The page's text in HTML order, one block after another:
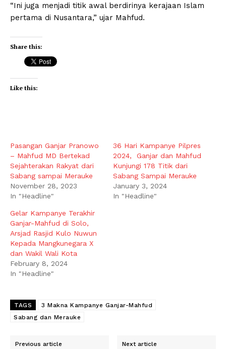
“Ini juga menjadi titik awal berdirinya kerajaan Islam
pertama di Nusantara,” ujar Mahfud.
Share this:
Like this:
Pasangan Ganjar Pranowo
– Mahfud MD Bertekad
Sejahterakan Rakyat dari
Sabang sampai Merauke
November 28, 2023
In "Headline"
36 Hari Kampanye Pilpres
2024, Ganjar dan Mahfud
Kunjungi 178 Titik dari
Sabang Sampai Merauke
January 3, 2024
In "Headline"
Gelar Kampanye Terakhir
Ganjar-Mahfud di Solo,
Arsjad Rasjid Kulo Nuwun
Kepada Mangkunegara X
dan Wakil Wali Kota
February 8, 2024
In "Headline"
TAGS
3 Makna Kampanye Ganjar-Mahfud
Sabang dan Merauke
Previous article Next article